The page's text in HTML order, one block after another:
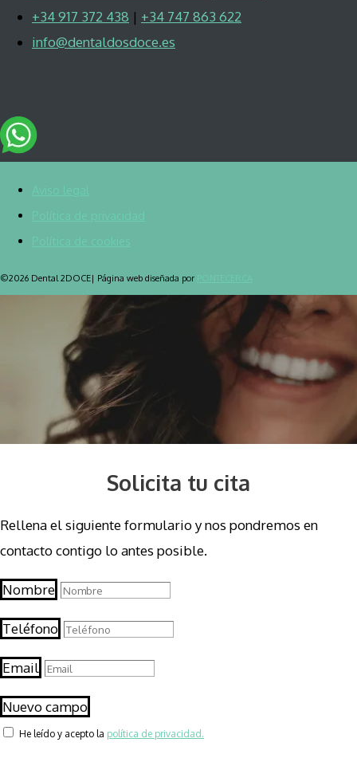
+34 917 372 438 | +34 747 863 622
info@dentaldosdoce.es
©2026 Dental 2DOCE| Página web diseñada por
Solicita tu cita
Rellena el siguiente formulario y nos pondremos en
contacto contigo lo antes posible.
Nombre
Teléfono
Email
Nuevo campo
He leído y acepto la política de privacidad.